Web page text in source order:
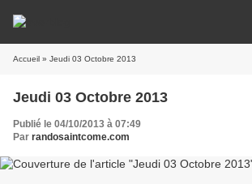
Accueil » Jeudi 03 Octobre 2013
Jeudi 03 Octobre 2013
Publié le 04/10/2013 à 07:49
Par randosaintcome.com